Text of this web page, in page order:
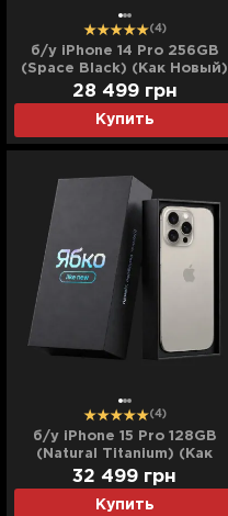
(4)
б/у iPhone 14 Pro 256GB
(Space Black) (Как Новый)
Купить
28 499 грн
(4)
б/у iPhone 15 Pro 128GB
(Natural Titanium) (Как
Новый)
Купить
32 499 грн